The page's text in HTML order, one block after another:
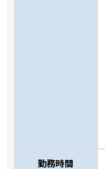
勤務時間